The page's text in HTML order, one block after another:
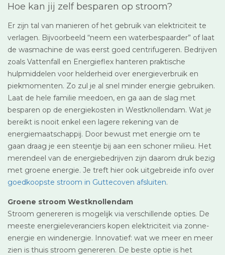
Hoe kan jij zelf besparen op stroom?
Er zijn tal van manieren of het gebruik van elektriciteit te
verlagen. Bijvoorbeeld “neem een waterbespaarder” of laat
de wasmachine de was eerst goed centrifugeren. Bedrijven
zoals Vattenfall en Energieflex hanteren praktische
hulpmiddelen voor helderheid over energieverbruik en
piekmomenten. Zo zul je al snel minder energie gebruiken.
Laat de hele familie meedoen, en ga aan de slag met
besparen op de energiekosten in Westknollendam. Wat je
bereikt is nooit enkel een lagere rekening van de
energiemaatschappij. Door bewust met energie om te
gaan draag je een steentje bij aan een schoner milieu. Het
merendeel van de energiebedrijven zijn daarom druk bezig
met groene energie. Je treft hier ook uitgebreide info over
goedkoopste stroom in Guttecoven afsluiten.
Groene stroom Westknollendam
Stroom genereren is mogelijk via verschillende opties. De
meeste energieleveranciers kopen elektriciteit via zonne-
energie en windenergie. Innovatief: wat we meer en meer
zien is thuis stroom genereren. De beste optie is het